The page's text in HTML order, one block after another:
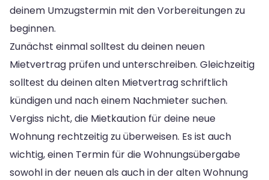
deinem Umzugstermin mit den Vorbereitungen zu
beginnen.
Zunächst einmal solltest du deinen neuen
Mietvertrag prüfen und unterschreiben. Gleichzeitig
solltest du deinen alten Mietvertrag schriftlich
kündigen und nach einem Nachmieter suchen.
Vergiss nicht, die Mietkaution für deine neue
Wohnung rechtzeitig zu überweisen. Es ist auch
wichtig, einen Termin für die Wohnungsübergabe
sowohl in der neuen als auch in der alten Wohnung